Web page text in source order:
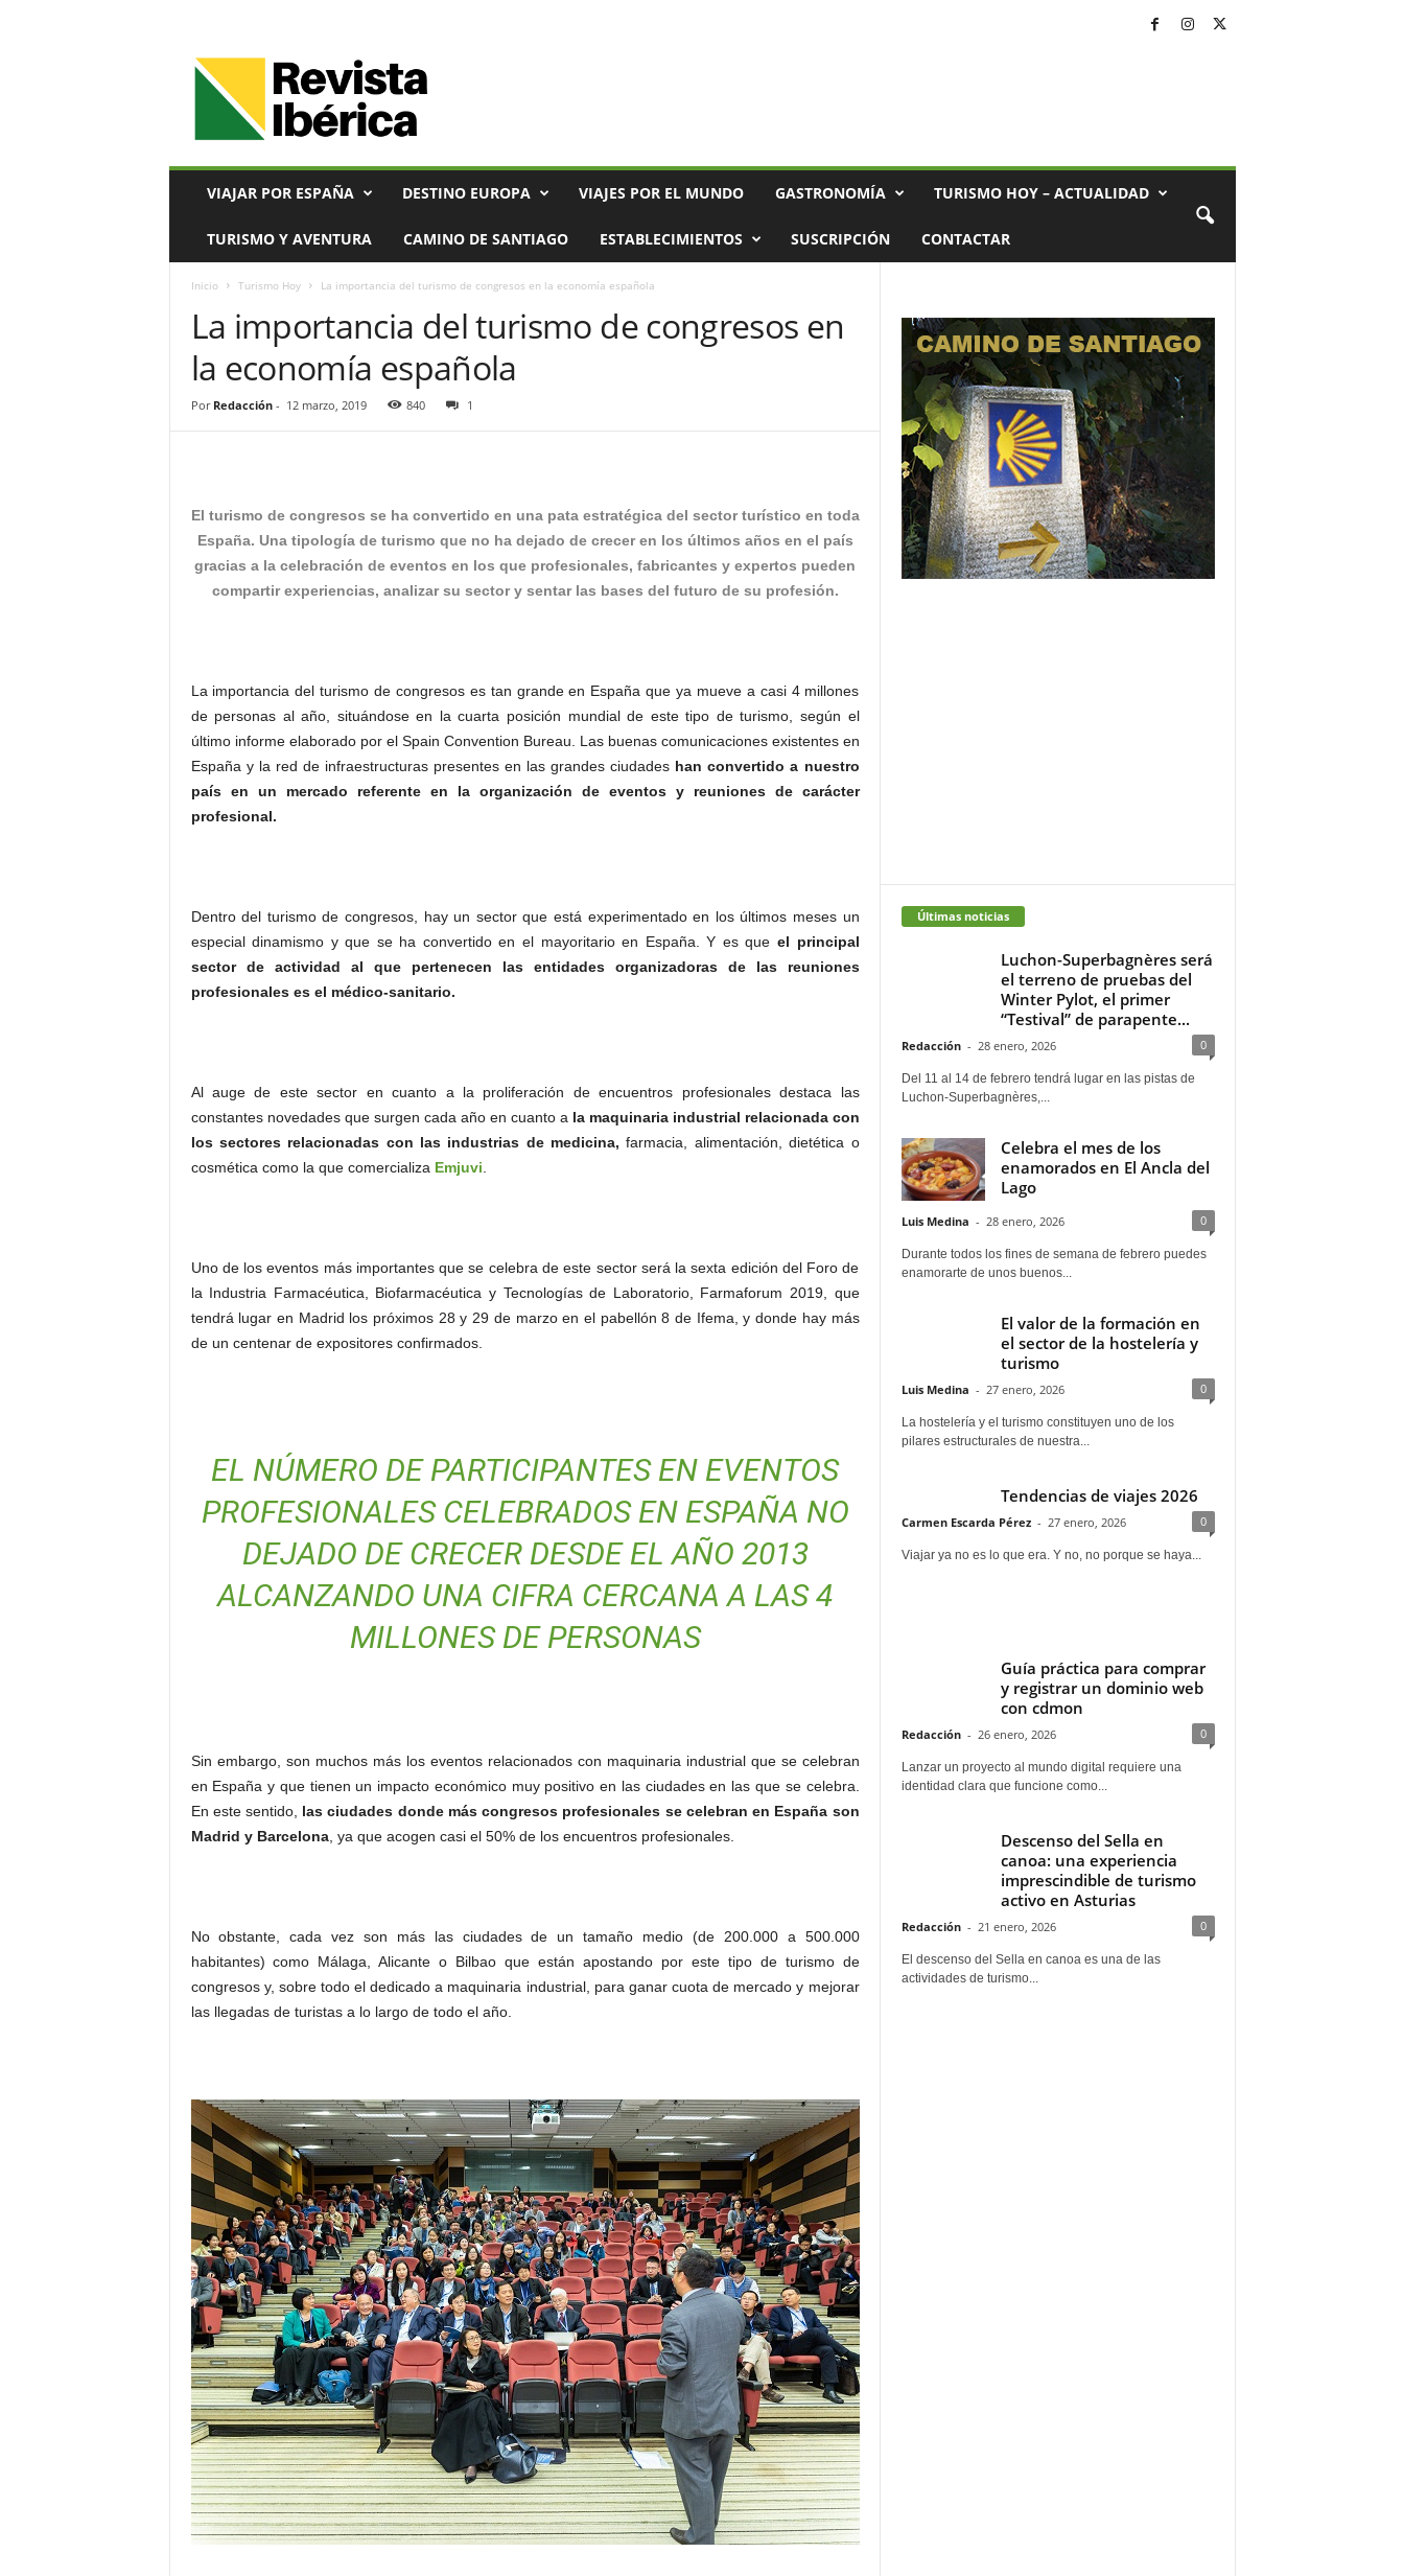
VIAJAR POR ESPAÑA DESTINO EUROPA VIAJES POR EL MUNDO GASTRONOMÍA TURISMO HOY – ACTUALIDAD
TURISMO Y AVENTURA CAMINO DE SANTIAGO ESTABLECIMIENTOS SUSCRIPCIÓN CONTACTAR
Inicio Turismo Hoy La importancia del turismo de congresos en la economía española
La importancia del turismo de congresos en
la economía española
Por Redacción- 12 marzo, 2019 840 1
El turismo de congresos se ha convertido en una pata estratégica del sector turístico en toda
España. Una tipología de turismo que no ha dejado de crecer en los últimos años en el país
gracias a la celebración de eventos en los que profesionales, fabricantes y expertos pueden
compartir experiencias, analizar su sector y sentar las bases del futuro de su profesión.
La importancia del turismo de congresos es tan grande en España que ya mueve a casi 4 millones
de personas al año, situándose en la cuarta posición mundial de este tipo de turismo, según el
último informe elaborado por el Spain Convention Bureau. Las buenas comunicaciones existentes en
España y la red de infraestructuras presentes en las grandes ciudades han convertido a nuestro
país en un mercado referente en la organización de eventos y reuniones de carácter
profesional.
Dentro del turismo de congresos, hay un sector que está experimentado en los últimos meses un
especial dinamismo y que se ha convertido en el mayoritario en España. Y es que el principal
sector de actividad al que pertenecen las entidades organizadoras de las reuniones
profesionales es el médico-sanitario.
Al auge de este sector en cuanto a la proliferación de encuentros profesionales destaca las
constantes novedades que surgen cada año en cuanto a la maquinaria industrial relacionada con
los sectores relacionadas con las industrias de medicina, farmacia, alimentación, dietética o
cosmética como la que comercializa Emjuvi
Uno de los eventos más importantes que se celebra de este sector será la sexta edición del Foro de
la Industria Farmacéutica, Biofarmacéutica y Tecnologías de Laboratorio, Farmaforum 2019, que
tendrá lugar en Madrid los próximos 28 y 29 de marzo en el pabellón 8 de Ifema, y donde hay más
de un centenar de expositores confirmados.
EL NÚMERO DE PARTICIPANTES EN EVENTOS
PROFESIONALES CELEBRADOS EN ESPAÑA NO
DEJADO DE CRECER DESDE EL AÑO 2013
ALCANZANDO UNA CIFRA CERCANA A LAS 4
MILLONES DE PERSONAS
Sin embargo, son muchos más los eventos relacionados con maquinaria industrial que se celebran
en España y que tienen un impacto económico muy positivo en las ciudades en las que se celebra.
En este sentido, las ciudades donde más congresos profesionales se celebran en España son
Madrid y Barcelona, ya que acogen casi el 50% de los encuentros profesionales.
No obstante, cada vez son más las ciudades de un tamaño medio (de 200.000 a 500.000
habitantes) como Málaga, Alicante o Bilbao que están apostando por este tipo de turismo de
congresos y, sobre todo el dedicado a maquinaria industrial, para ganar cuota de mercado y mejorar
las llegadas de turistas a lo largo de todo el año.
Últimas noticias
Luchon-Superbagnères será
el terreno de pruebas del
Winter Pylot, el primer
“Testival” de parapente...
Redacción - 28 enero, 2026 0
Del 11 al 14 de febrero tendrá lugar en las pistas de
Luchon-Superbagnères,...
Celebra el mes de los
enamorados en El Ancla del
Lago
Luis Medina - 28 enero, 2026 0
Durante todos los fines de semana de febrero puedes
enamorarte de unos buenos...
El valor de la formación en
el sector de la hostelería y
turismo
Luis Medina - 27 enero, 2026 0
La hostelería y el turismo constituyen uno de los
pilares estructurales de nuestra...
Tendencias de viajes 2026
Carmen Escarda Pérez - 27 enero, 2026 0
Viajar ya no es lo que era. Y no, no porque se haya...
Guía práctica para comprar
y registrar un dominio web
con cdmon
Redacción - 26 enero, 2026 0
Lanzar un proyecto al mundo digital requiere una
identidad clara que funcione como...
Descenso del Sella en
canoa: una experiencia
imprescindible de turismo
activo en Asturias
Redacción - 21 enero, 2026 0
El descenso del Sella en canoa es una de las
actividades de turismo...